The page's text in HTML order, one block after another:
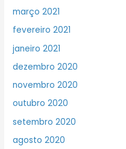
março 2021
fevereiro 2021
janeiro 2021
dezembro 2020
novembro 2020
outubro 2020
setembro 2020
agosto 2020